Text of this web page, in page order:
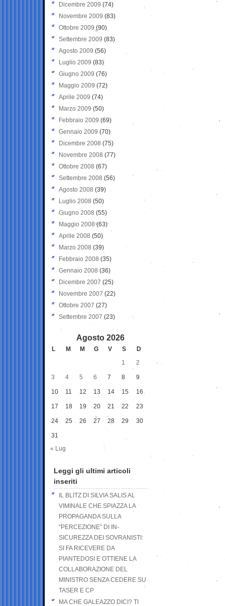
Dicembre 2009 (74)
Novembre 2009 (83)
Ottobre 2009 (90)
Settembre 2009 (83)
Agosto 2009 (56)
Luglio 2009 (83)
Giugno 2009 (76)
Maggio 2009 (72)
Aprile 2009 (74)
Marzo 2009 (50)
Febbraio 2009 (69)
Gennaio 2009 (70)
Dicembre 2008 (75)
Novembre 2008 (77)
Ottobre 2008 (67)
Settembre 2008 (56)
Agosto 2008 (39)
Luglio 2008 (50)
Giugno 2008 (55)
Maggio 2008(63)
Aprile 2008 (50)
Marzo 2008 (39)
Febbraio 2008 (35)
Gennaio 2008 (36)
Dicembre 2007 (25)
Novembre 2007 (22)
Ottobre 2007 (27)
Settembre 2007 (23)
Agosto 2026
L M M G V S
D
1
2
3 4 5 6 7 8 9
10 11 12 13 14 15 16
17 18 19 20 21 22 23
24 25 26 27 28 29 30
31
« Lug
Leggi gli ultimi articoli
inseriti
IL BLITZ DI SILVIA SALIS AL
VIMINALE CHE SPIAZZA LA
PROPAGANDA SULLA
“PERCEZIONE” DI IN-
SICUREZZA DEI SOVRANISTI:
SI FA RICEVERE DA
PIANTEDOSI E OTTIENE LA
COLLABORAZIONE DEL
MINISTRO SENZA CEDERE SU
TASER E CP
MA CHE GALEAZZO DICI? TI